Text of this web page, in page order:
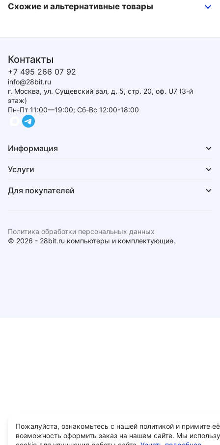
Схожие и альтернативные товары
Контакты
+7 495 266 07 92
info@28bit.ru
г. Москва, ул. Сущевский вал, д. 5, стр. 20, оф. U7 (3-й
этаж)
Пн-Пт 11:00—19:00; Сб-Вс 12:00-18:00
Информация
Услуги
Для покупателей
© 2026 - 28bit.ru компьютеры и комплектующие.
Политика обработки персональных данных
Пожалуйста, ознакомьтесь с нашей политикой и примите
возможность оформить заказ на нашем сайте. Мы